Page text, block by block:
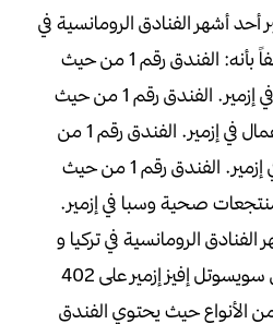
أحد أشهر الفنادق الرومانسية في
بأنه:
الفندق رقم 1 من حيث
إزمير.
الفندق رقم 1 من حيث
في إزمير.
الفندق رقم 1 من
إزمير.
الفندق رقم 1 من حيث
صحية وسبا في إزمير.
أشهر الفنادق الرومانسية في تركيا و
يحتوي فندق سويسوتل إفيز إزمير على 402
من الأنواع حيث يحتوي الفندق